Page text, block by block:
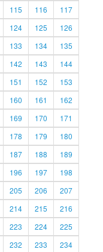
115 116
117
124 125
126
133 134
135
142 143
144
151 152
153
160 161
162
169 170
171
178 179
180
187 188
189
196 197
198
205 206
207
214 215
216
223 224
225
232 233 234